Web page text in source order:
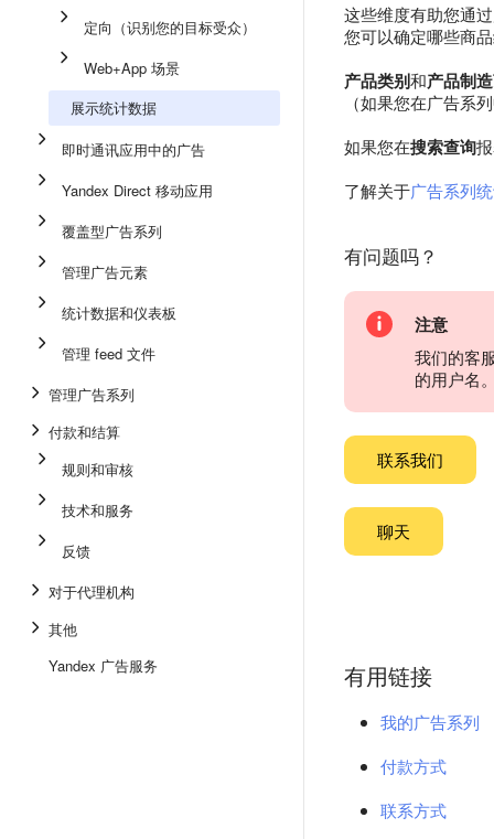
定向（识别您的目标受众）
Web+App 场景
展示统计数据
即时通讯应用中的广告
Yandex Direct 移动应用
覆盖型广告系列
管理广告元素
统计数据和仪表板
管理 feed 文件
管理广告系列
付款和结算
规则和审核
技术和服务
反馈
对于代理机构
其他
Yandex 广告服务
这些维度有助您通
您可以确定哪些商
产品类别和产品制
（如果您在广告系
如果您在搜索查询
了解关于广告系列
有问题吗？
注意
我们的客
的用户名
联系我们
聊天
有用链接
我的广告系列
付款方式
联系方式